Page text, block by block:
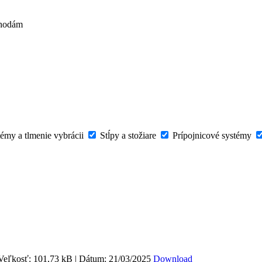
a tlmenie vybrácii Stĺpy a stožiare Prípojnicové systémy
101,73 kB | Dátum: 21/03/2025 Download